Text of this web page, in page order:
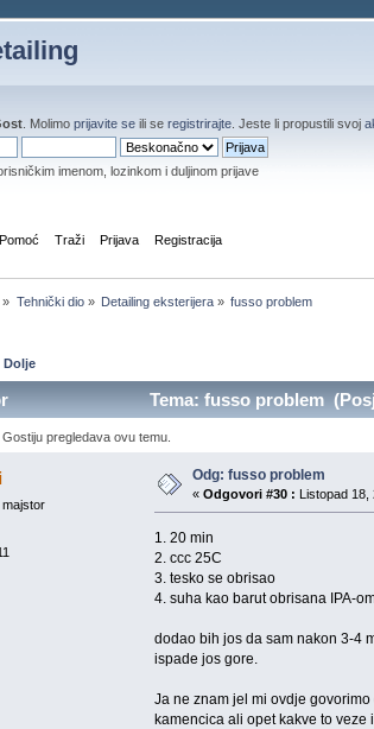
. Molimoprijavite se ili seregistrirajte . Jeste li propustili svoj
imenom, lozinkom i duljinom prijave
Pomoć Traži Prijava Registracija
» Tehnički dio» Detailing eksterijera » fusso problem
Dolje
Tema: fusso problem
pregledava ovu temu.
Odg: fusso problem
«Odgovori #30 : Listopad 18,
1. 20 min
2. ccc 25C
3. tesko se obrisao
4. suha kao barut obrisana IPA-
dodao bih jos da sam nakon 3-4
ispade jos gore.
Ja ne znam jel mi ovdje
kamencica ali opet kakve to veze